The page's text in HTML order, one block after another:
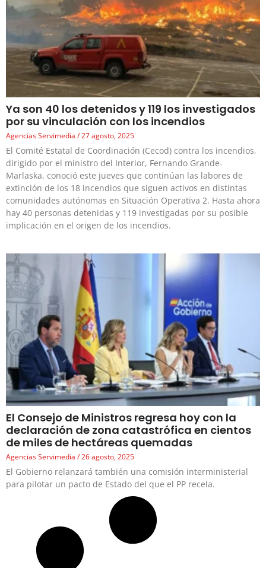
Ya son 40 los detenidos y 119 los investigados
por su vinculación con los incendios
Agencias Servimedia 27 agosto, 2025
El Comité Estatal de Coordinación (Cecod) contra los incendios,
dirigido por el ministro del Interior, Fernando Grande-
Marlaska, conoció este jueves que continúan las labores de
extinción de los 18 incendios que siguen activos en distintas
comunidades autónomas en Situación Operativa 2. Hasta ahora
hay 40 personas detenidas y 119 investigadas por su posible
implicación en el origen de los incendios.
El Consejo de Ministros regresa hoy con la
declaración de zona catastrófica en cientos
de miles de hectáreas quemadas
Agencias Servimedia 26 agosto, 2025
El Gobierno relanzará también una comisión interministerial
para pilotar un pacto de Estado del que el PP recela.